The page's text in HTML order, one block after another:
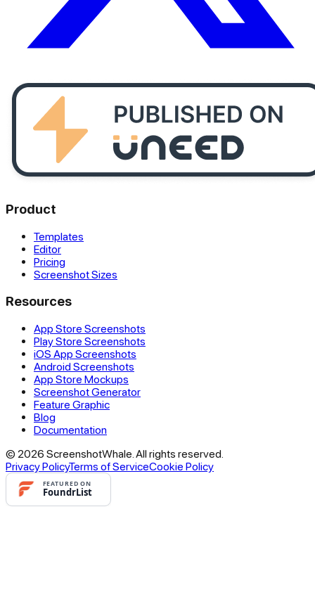
Product
Templates
Editor
Pricing
Screenshot Sizes
Resources
App Store Screenshots
Play Store Screenshots
iOS App Screenshots
Android Screenshots
App Store Mockups
Screenshot Generator
Feature Graphic
Blog
Documentation
© 2026 ScreenshotWhale. All rights reserved.
Privacy PolicyTerms of ServiceCookie Policy